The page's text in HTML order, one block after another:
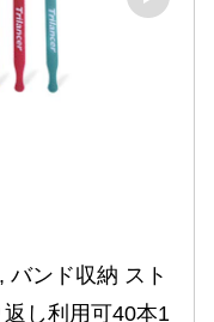
バンド収納 スト
し利用可40本1